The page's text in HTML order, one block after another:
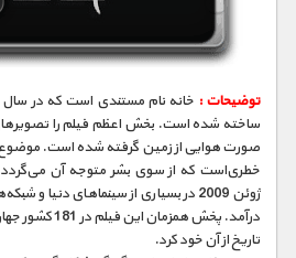
توضیحات :
ساخته شده است. بخش اعظم فیلم را
صورت هوایی از زمین گرفته شده است. موضوع
خطری‌است که از سوی بشر متوجه آن
ژوئن 2009 در بسیاری از سینماهای
درآمد. پخش
تاریخ از آن خود کرد.